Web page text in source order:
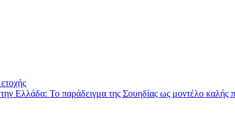
Ελλάδα: Το παράδειγμα της Σουηδίας ως μοντέλο καλής